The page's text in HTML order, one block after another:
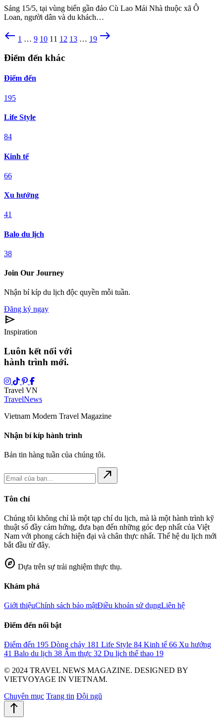
Sáng 15/5, tại vùng biển gần đảo Cù Lao Mái Nhà thuộc xã Ô
Loan, người dân và du khách…
west 1 … 9 10 11 12 13 … 19 east
Điểm đến khác
Điểm đến
195
Life Style
84
Kinh tế
66
Xu hướng
41
Balo du lịch
38
Join Our Journey
Nhận bí kíp du lịch độc quyền mỗi tuần.
Đăng ký ngay
send
Inspiration
Luôn kết nối với
hành trình mới.
Travel VN
TravelNews
Vietnam Modern Travel Magazine
Nhận bí kíp hành trình
Bản tin hàng tuần của chúng tôi.
north_east
Tôn chỉ
Chúng tôi không chỉ là một tạp chí du lịch, mà là một hành trình kỹ
thuật số đầy cảm hứng, đưa bạn đến những góc đẹp nhất của Việt
Nam với phong cách hiện đại và chân thực nhất. Thế hệ du lịch mới
bắt đầu từ đây.
explore Dựa trên sự trải nghiệm thực thụ.
Khám phá
Giới thiệuChính sách bảo mậtĐiều khoản sử dụngLiên hệ
Điểm đến nổi bật
Điểm đến 195 Dòng chảy 181 Life Style 84 Kinh tế 66 Xu hướng
41 Balo du lịch 38 Ẩm thực 32 Du lịch thể thao 19
© 2024 TRAVEL NEWS MAGAZINE. DESIGNED BY
VIETVOYAGE IN VIETNAM.
Chuyên mục Trang tin Đội ngũ
north